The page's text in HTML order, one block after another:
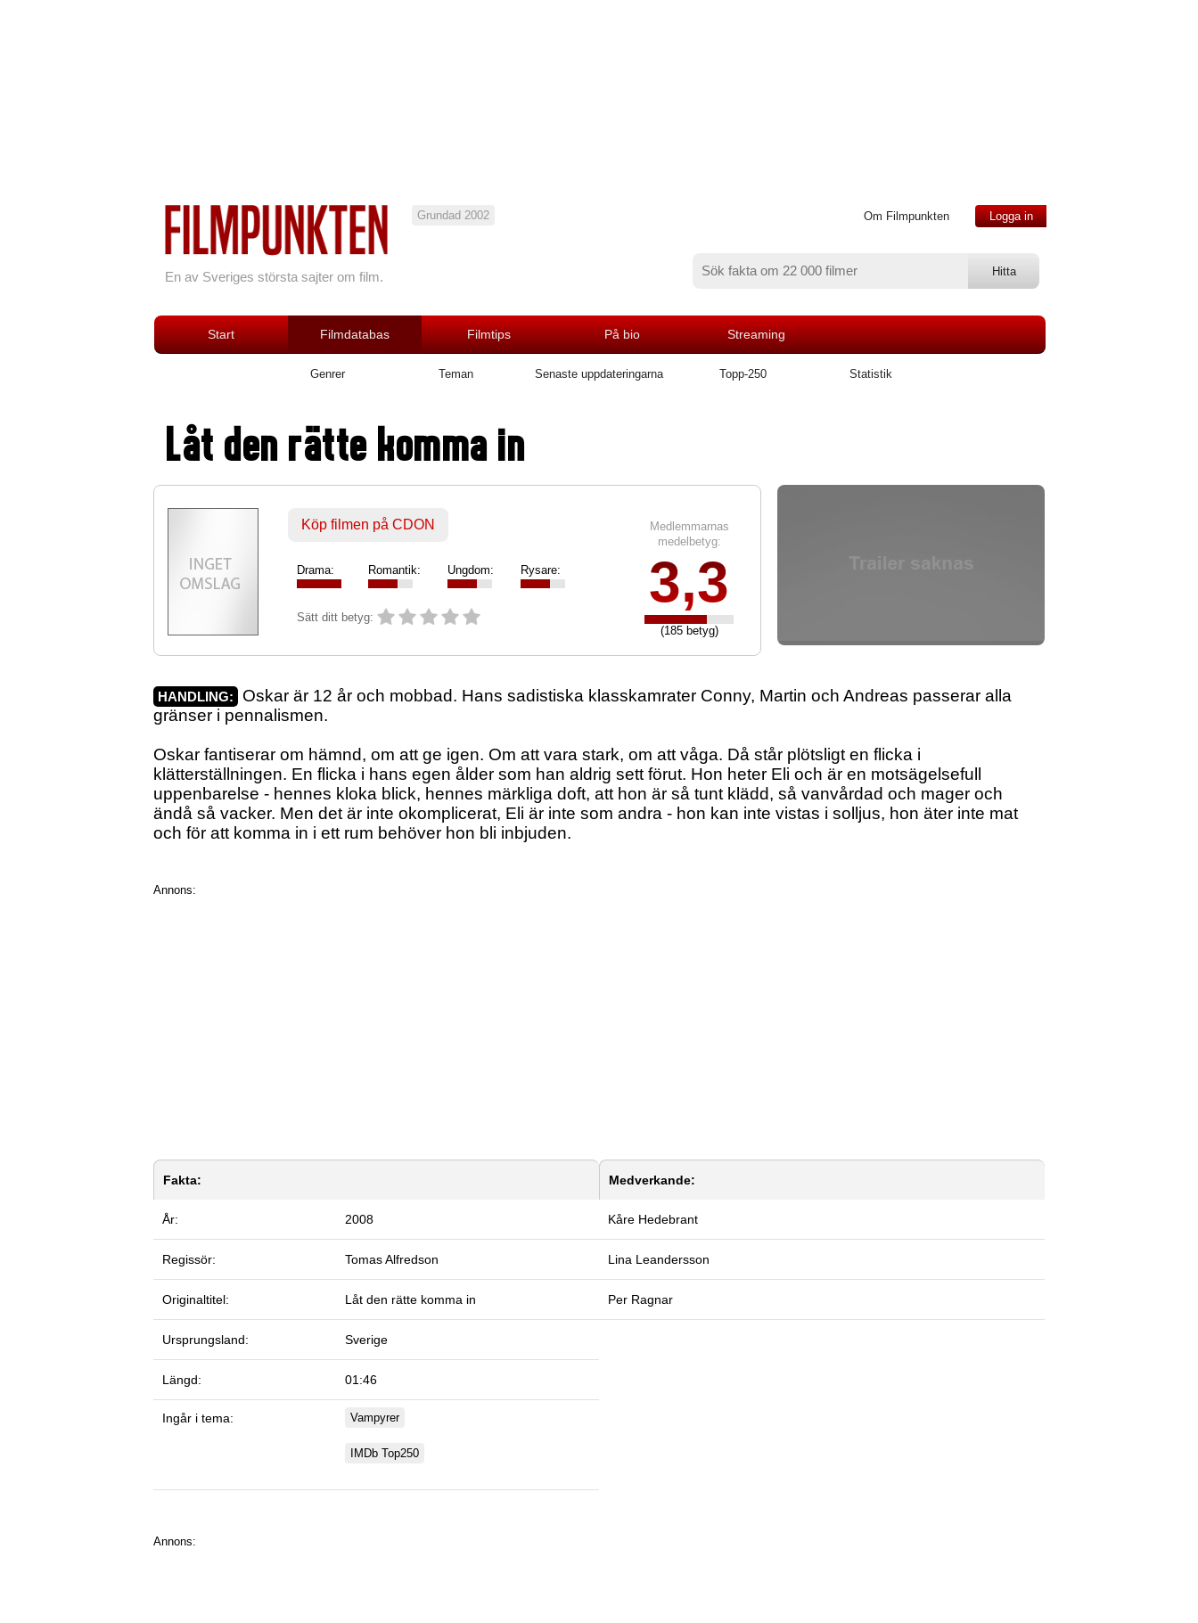
En av Sveriges största sajter om film.
Grundad 2002 Om Filmpunkten Logga in
Start Filmdatabas Filmtips På bio Streaming
Genrer Teman Senaste uppdateringarna Topp-250 Statistik
Låt den rätte komma in
Köp filmen på CDON
Drama: Romantik: Ungdom: Rysare:
Sätt ditt betyg:
Medlemmarnas
medelbetyg:
3,3
(185 betyg)
HANDLING:
Oskar är 12 år och mobbad. Hans sadistiska klasskamrater Conny, Martin och Andreas passerar alla
gränser i pennalismen.
Oskar fantiserar om hämnd, om att ge igen. Om att vara stark, om att våga. Då står plötsligt en flicka i
klätterställningen. En flicka i hans egen ålder som han aldrig sett förut. Hon heter Eli och är en motsägelsefull
uppenbarelse - hennes kloka blick, hennes märkliga doft, att hon är så tunt klädd, så vanvårdad och mager och
ändå så vacker. Men det är inte okomplicerat, Eli är inte som andra - hon kan inte vistas i solljus, hon äter inte mat
och för att komma in i ett rum behöver hon bli inbjuden.
Annons:
Fakta:
År: 2008
Regissör: Tomas Alfredson
Originaltitel: Låt den rätte komma in
Ursprungsland: Sverige
Längd: 01:46
Ingår i tema: Vampyrer
IMDb Top250
Medverkande:
Kåre Hedebrant
Lina Leandersson
Per Ragnar
Annons: